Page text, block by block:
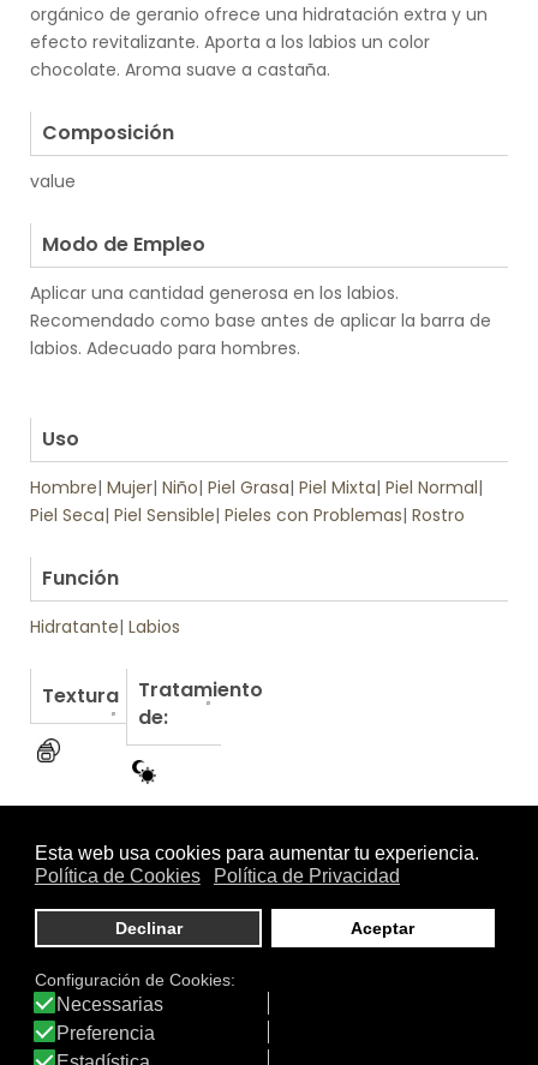
orgánico de geranio ofrece una hidratación extra y un
efecto revitalizante. Aporta a los labios un color
chocolate. Aroma suave a castaña.
Composición
value
Modo de Empleo
Aplicar una cantidad generosa en los labios.
Recomendado como base antes de aplicar la barra de
labios. Adecuado para hombres.
Uso
Hombre| Mujer| Niño| Piel Grasa| Piel Mixta| Piel Normal|
Piel Seca| Piel Sensible| Pieles con Problemas| Rostro
Función
Hidratante| Labios
Textura
Tratamiento
de:
Otros productos de Apivita